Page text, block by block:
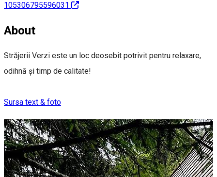
105306795596031
About
Străjerii Verzi este un loc deosebit potrivit pentru relaxare,
odihnă și timp de calitate!
Sursa text & foto